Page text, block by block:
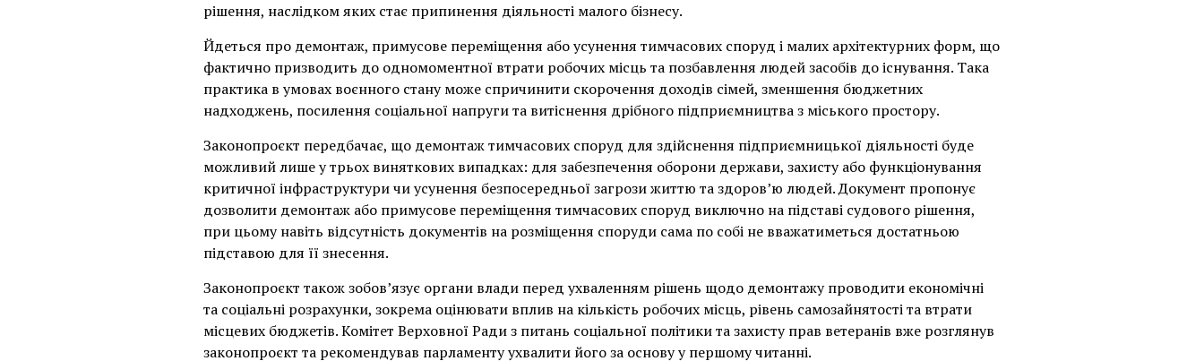
рішення, наслідком яких стає припинення діяльності малого бізнесу.
Йдеться про демонтаж, примусове переміщення або усунення тимчасових споруд і малих архітектурних форм, що
фактично призводить до одномоментної втрати робочих місць та позбавлення людей засобів до існування. Така
практика в умовах воєнного стану може спричинити скорочення доходів сімей, зменшення бюджетних
надходжень, посилення соціальної напруги та витіснення дрібного підприємництва з міського простору.
Законопроєкт передбачає, що демонтаж тимчасових споруд для здійснення підприємницької діяльності буде
можливий лише у трьох виняткових випадках: для забезпечення оборони держави, захисту або функціонування
критичної інфраструктури чи усунення безпосередньої загрози життю та здоров’ю людей. Документ пропонує
дозволити демонтаж або примусове переміщення тимчасових споруд виключно на підставі судового рішення,
при цьому навіть відсутність документів на розміщення споруди сама по собі не вважатиметься достатньою
підставою для її знесення.
Законопроєкт також зобов’язує органи влади перед ухваленням рішень щодо демонтажу проводити економічні
та соціальні розрахунки, зокрема оцінювати вплив на кількість робочих місць, рівень самозайнятості та втрати
місцевих бюджетів. Комітет Верховної Ради з питань соціальної політики та захисту прав ветеранів вже розглянув
законопроєкт та рекомендував парламенту ухвалити його за основу у першому читанні.